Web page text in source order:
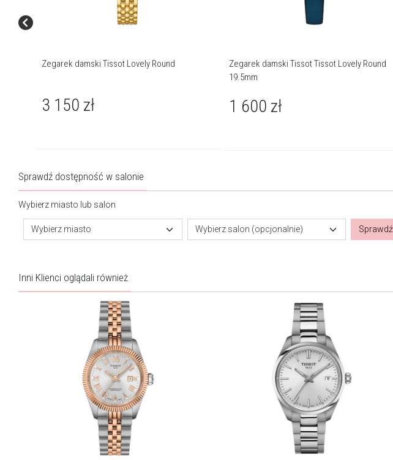
Zegarek damski Tissot Lovely Round
3 150 zł
Zegarek damski Tissot Tissot Lovely Round
19.5mm
1 600 zł
Sprawdź dostępność w salonie
Wybierz miasto lub salon
Wybierz miasto Wybierz salon (opcjonalnie) Sprawdź
Inni Klienci oglądali również